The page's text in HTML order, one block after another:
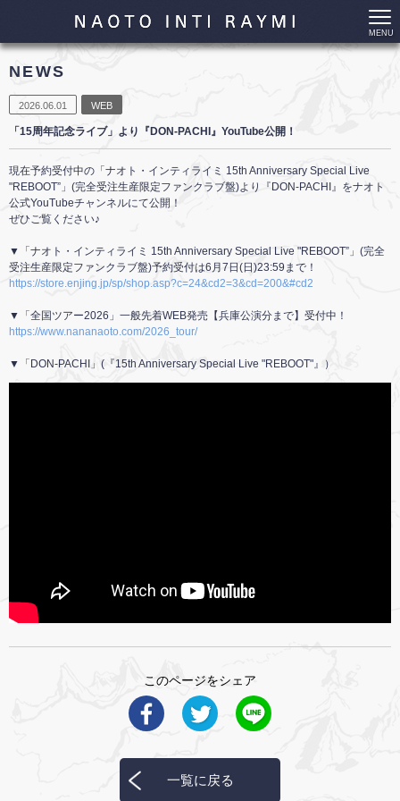
MENU
NEWS
2026.06.01 WEB
「15周年記念ライブ」より『DON-PACHI』YouTube公開！
現在予約受付中の「ナオト・インティライミ 15th Anniversary Special Live
"REBOOT”」(完全受注生産限定ファンクラブ盤)より『DON-PACHI』をナオト
公式YouTubeチャンネルにて公開！
ぜひご覧ください♪
▼「ナオト・インティライミ 15th Anniversary Special Live "REBOOT”」(完全
受注生産限定ファンクラブ盤)予約受付は6月7日(日)23:59まで！
https://store.enjing.jp/sp/shop.asp?c=24&cd2=3&cd=200&#cd2
▼「全国ツアー2026」一般先着WEB発売【兵庫公演分まで】受付中！
https://www.nananaoto.com/2026_tour/
▼「DON-PACHI」(『15th Anniversary Special Live "REBOOT"』）
このページをシェア
一覧に戻る